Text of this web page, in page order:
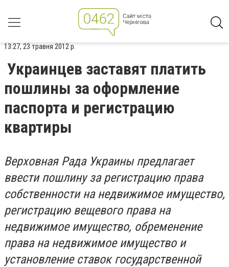
13:27, 23 травня 2012 р.
Украинцев заставят платить
пошлины за оформление
паспорта и регистрацию
квартиры
Верховная Рада Украины предлагает
ввести пошлину за регистрацию права
собственности на недвижимое имущество,
регистрацию вещевого права на
недвижимое имущество, обременение
права на недвижимое имущество и
установление ставок государственной